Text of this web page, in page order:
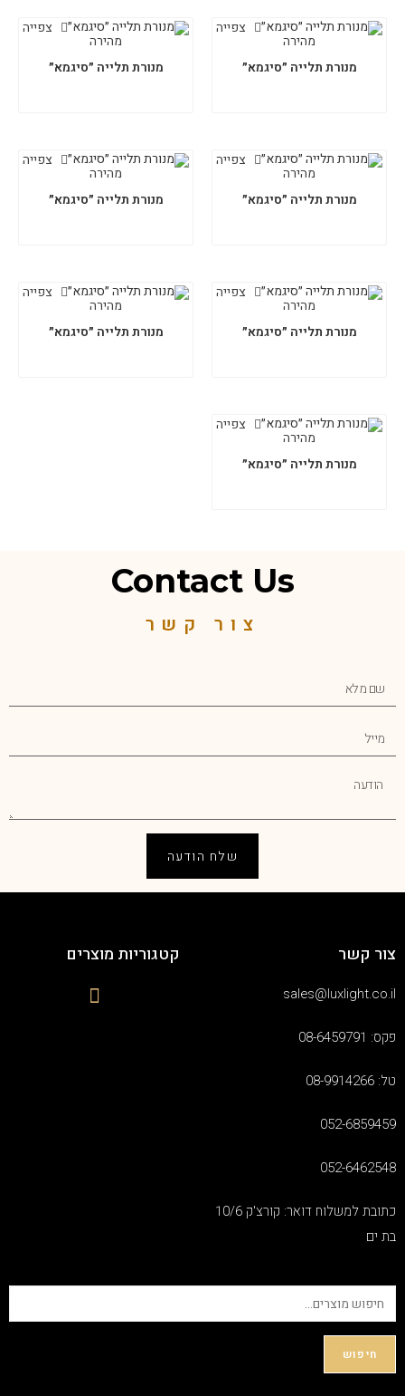
צפייה
מהירה
מנורת תלייה ״סיגמא״
צפייה
מהירה
מנורת תלייה ״סיגמא״
צפייה
מהירה
מנורת תלייה ״סיגמא״
צפייה
מהירה
מנורת תלייה ״סיגמא״
צפייה
מהירה
מנורת תלייה ״סיגמא״
צפייה
מהירה
מנורת תלייה ״סיגמא״
צפייה
מהירה
מנורת תלייה ״סיגמא״
Contact Us
צור קשר
שלח הודעה
צור קשר
sales@luxlight.co.il
פקס: 08-6459791
טל: 08-9914266
052-6859459
052-6462548
כתובת למשלוח דואר: קורצ'ק 10/6
בת ים
קטגוריות מוצרים
חיפוש